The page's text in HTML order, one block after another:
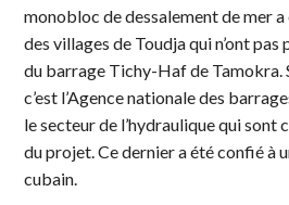
monobloc de dessalement de mer
des villages de Toudja qui n’ont
du barrage Tichy-Haf de Tamokra.
c’est l’Agence nationale des
le secteur de l’hydraulique qui sont
du projet. Ce dernier a été confié à
cubain.